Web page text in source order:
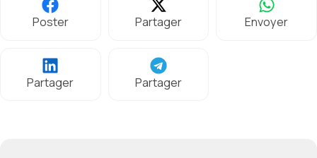
Poster Partager Envoyer
Partager Partager